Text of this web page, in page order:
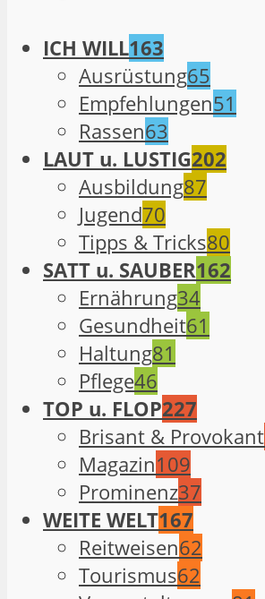
ICH WILL163
Ausrüstung65
Empfehlungen51
Rassen63
LAUT u. LUSTIG202
Ausbildung87
Jugend70
Tipps & Tricks80
SATT u. SAUBER162
Ernährung34
Gesundheit61
Haltung81
Pflege46
TOP u. FLOP227
Brisant & Provokant
Magazin109
Prominenz37
WEITE WELT167
Reitweisen62
Tourismus62